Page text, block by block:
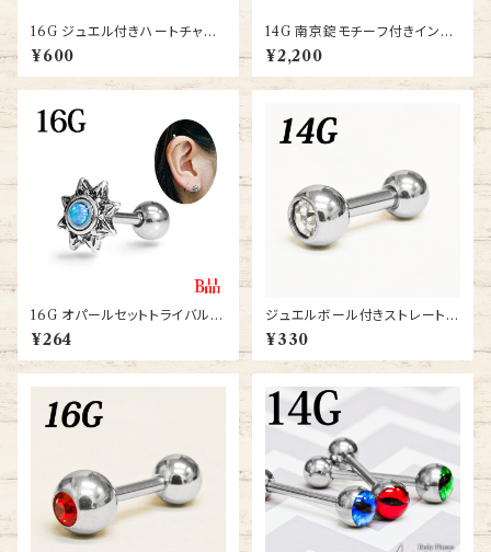
16G ジュエル付きハートチャー
ムバーベル(JA15898-16G-S
S)
¥600
14G 南京錠モチーフ付きインダ
ストリアルバーベル(INDR-212
-14G-SS)
¥2,200
16G オパールセットトライバル太
陽モチーフバーベル【JA1040-1
6G-SS】
¥264
ジュエルボール付きストレートバ
ーベル 14G (BB-SJ-ORI-14G
-SS)
¥330